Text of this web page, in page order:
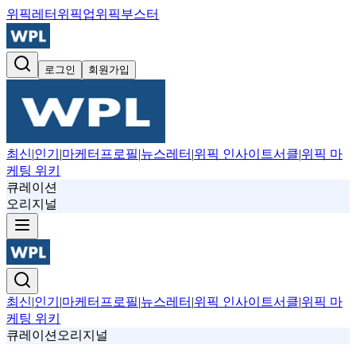
위픽레터 위픽업위픽부스터
로그인 회원가입
최신|인기 |마케터프로필|뉴스레터 |위픽 인사이트서클|위픽 마
케팅 위키
큐레이션
오리지널
최신|인기 |마케터프로필|뉴스레터 |위픽 인사이트서클|위픽 마
케팅 위키
큐레이션 오리지널